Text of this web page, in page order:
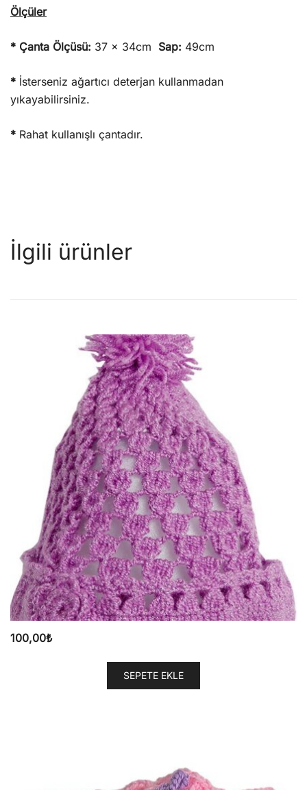
Ölçüler
* Çanta Ölçüsü: 37 x 34cm Sap: 49cm
* İsterseniz ağartıcı deterjan kullanmadan
yıkayabilirsiniz.
* Rahat kullanışlı çantadır.
İlgili ürünler
100,00₺
SEPETE EKLE